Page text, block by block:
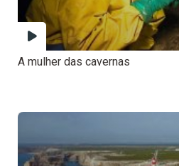
A mulher das cavernas